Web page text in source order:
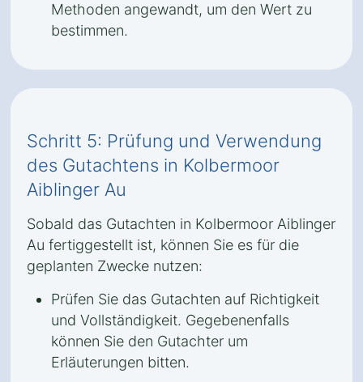
Methoden angewandt, um den Wert zu
bestimmen.
Schritt 5: Prüfung und Verwendung
des Gutachtens in Kolbermoor
Aiblinger Au
Sobald das Gutachten in Kolbermoor Aiblinger
Au fertiggestellt ist, können Sie es für die
geplanten Zwecke nutzen:
Prüfen Sie das Gutachten auf Richtigkeit
und Vollständigkeit. Gegebenenfalls
können Sie den Gutachter um
Erläuterungen bitten.